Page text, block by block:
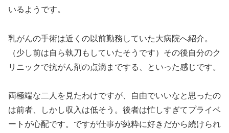
いるようです。
乳がんの手術は近くの以前勤務していた大病院へ紹介。
（少し前は自ら執刀もしていたそうです）その後自分のク
リニックで抗がん剤の点滴までする、といった感じです。
両極端な二人を見たわけですが、自由でいいなと思ったの
は前者、しかし収入は低そう。後者は忙しすぎてプライベ
ートが心配です。ですが仕事が純粋に好きだから続けられ